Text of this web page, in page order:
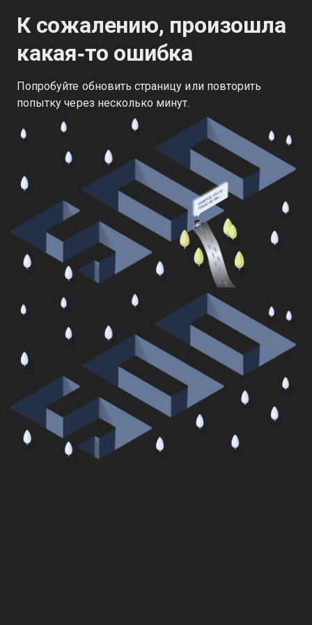
К сожалению, произошла
какая‑то ошибка
Попробуйте обновить страницу или повторить
попытку через несколько минут.